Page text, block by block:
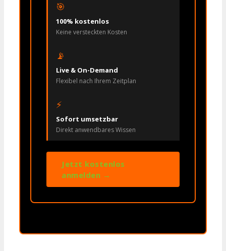
🎯
100% kostenlos
Keine versteckten Kosten
📡
Live & On-Demand
Flexibel nach Ihrem Zeitplan
⚡
Sofort umsetzbar
Direkt anwendbares Wissen
Jetzt kostenlos
anmelden →